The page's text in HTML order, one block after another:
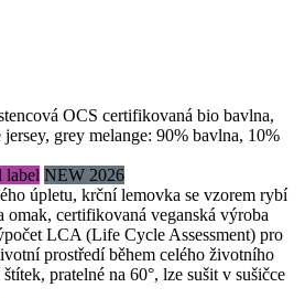
OCS certifikovaná bio bavlna,
grey melange: 90% bavlna, 10%
label NEW 2026
úpletu, krční lemovka se vzorem rybí
omak, certifikovaná veganská výroba
LCA (Life Cycle Assessment) pro
prostředí během celého životního
pratelné na 60°, lze sušit v sušičce